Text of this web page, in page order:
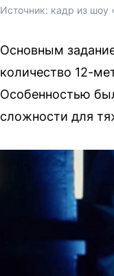
Источник: кадр из шоу
Основным
количество 12-
Особенностью
сложности для